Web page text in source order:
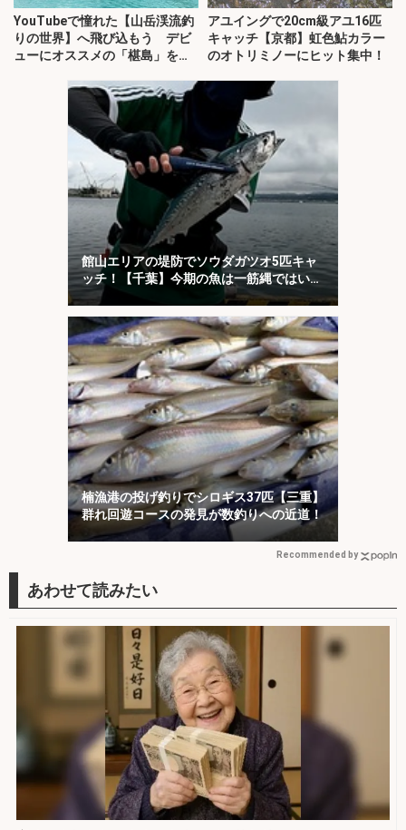
YouTubeで憧れた【山岳渓流釣
りの世界】へ飛び込もう デビ
ューにオススメの「椹島」を紹
アユイングで20cm級アユ16匹
キャッチ【京都】虹色鮎カラー
のオトリミノーにヒット集中！
館山エリアの堤防でソウダガツオ5匹キャ
ッチ！【千葉】今期の魚は一筋縄ではいか
ない？
楠漁港の投げ釣りでシロギス37匹【三重】
群れ回遊コースの発見が数釣りへの近道！
Recommended by